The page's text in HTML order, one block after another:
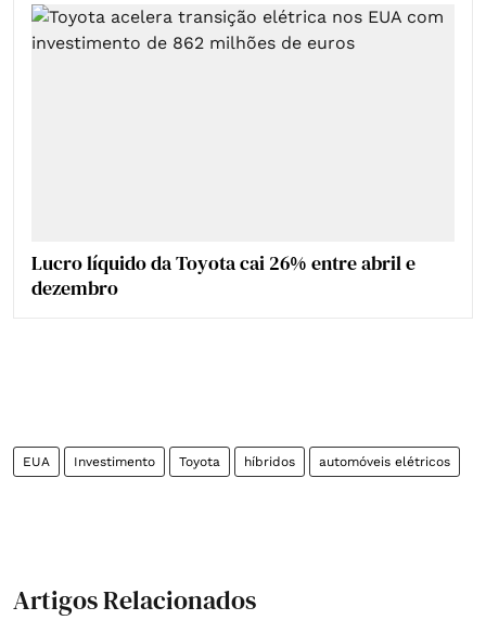
Lucro líquido da Toyota cai 26% entre abril e
dezembro
EUA Investimento Toyota híbridos automóveis elétricos
Artigos Relacionados